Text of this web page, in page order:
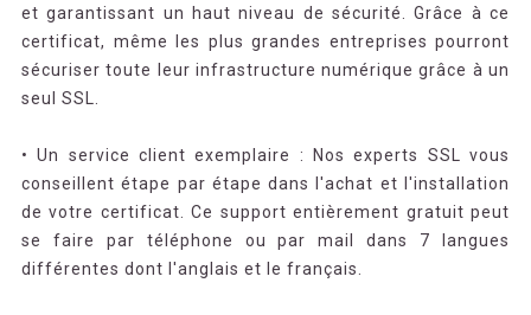
et garantissant un haut niveau de sécurité. Grâce à ce
certificat, même les plus grandes entreprises pourront
sécuriser toute leur infrastructure numérique grâce à un
seul SSL.
• Un service client exemplaire : Nos experts SSL vous
conseillent étape par étape dans l'achat et l'installation
de votre certificat. Ce support entièrement gratuit peut
se faire par téléphone ou par mail dans 7 langues
différentes dont l'anglais et le français.